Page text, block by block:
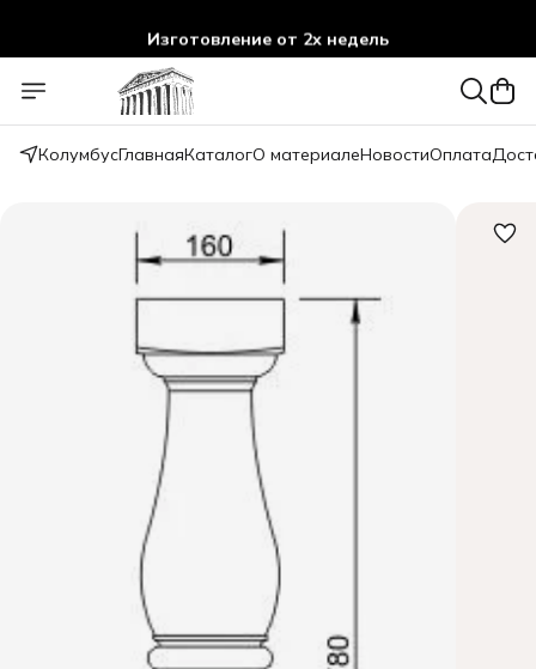
Изготовление от 2х недель
КолумбусГлавнаяКаталогО материалеНовостиОплата